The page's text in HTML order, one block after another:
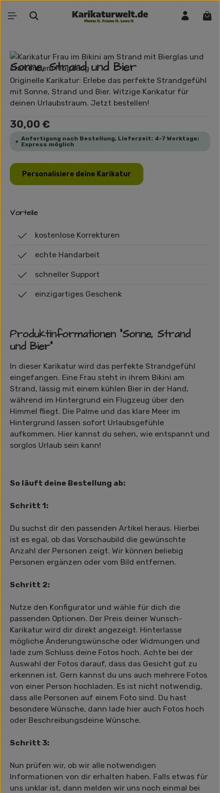
Zum Hauptinhalt springen
Bildergalerie überspringen
Sonne, Strand und Bier
Originelle Karikatur: Erlebe das perfekte Strandgefühl
mit Sonne, Strand und Bier. Witzige Karikatur für
deinen Urlaubstraum. Jetzt bestellen!
Regulärer Preis:
30,00 €
Anfertigung nach Bestellung, Lieferzeit: 4-7 Werktage;
Express möglich
Personalisiere deine Karikatur
Vorteile
kostenlose Korrekturen
echte Handarbeit
schneller Support
einzigartiges Geschenk
Produktinformationen "Sonne, Strand
und Bier"
In dieser Karikatur wird das perfekte Strandgefühl
eingefangen. Eine Frau steht in ihrem Bikini am
Strand, lässig mit einem kühlen Bier in der Hand,
während im Hintergrund ein Flugzeug über den
Himmel fliegt. Die Palme und das klare Meer im
Hintergrund lassen sofort Urlaubsgefühle
aufkommen. Hier kannst du sehen, wie entspannt und
sorglos Urlaub sein kann!
So läuft deine Bestellung ab:
Schritt 1:
Du suchst dir den passenden Artikel heraus. Hierbei
ist es egal, ob das Vorschaubild die gewünschte
Anzahl der Personen zeigt. Wir können beliebig
Personen ergänzen oder vom Bild entfernen.
Schritt 2:
Nutze den Konfigurator und wähle für dich die
passenden Optionen. Der Preis deiner Wunsch-
Karikatur wird dir direkt angezeigt. Hinterlasse
mögliche Änderungswünsche oder Widmungen und
lade zum Schluss deine Fotos hoch. Achte bei der
Auswahl der Fotos darauf, dass das Gesicht gut zu
erkennen ist. Gern kannst du uns auch mehrere Fotos
von einer Person hochladen. Es ist nicht notwendig,
dass alle Personen auf einem Foto sind. Du hast
besondere Wünsche, dann lade hier auch Fotos hoch
oder Beschreibungsdeine Wünsche.
Schritt 3:
Nun prüfen wir, ob wir alle notwendigen
Informationen von dir erhalten haben. Falls etwas für
uns unklar ist, dann melden wir uns noch einmal bei